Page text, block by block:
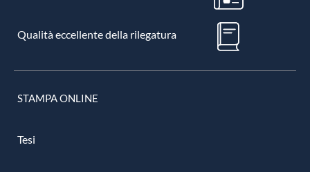
Qualità eccellente della rilegatura
STAMPA ONLINE
Tesi